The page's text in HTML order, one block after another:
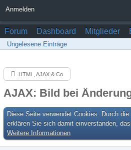
Anmelden
Forum Dashboard Mitglieder
Ungelesene Einträge
HTML, AJAX & Co
AJAX: Bild bei
Diese Seite verwendet Cookies. Durch
erklären Sie sich damit einverstanden,
Weitere Informationen